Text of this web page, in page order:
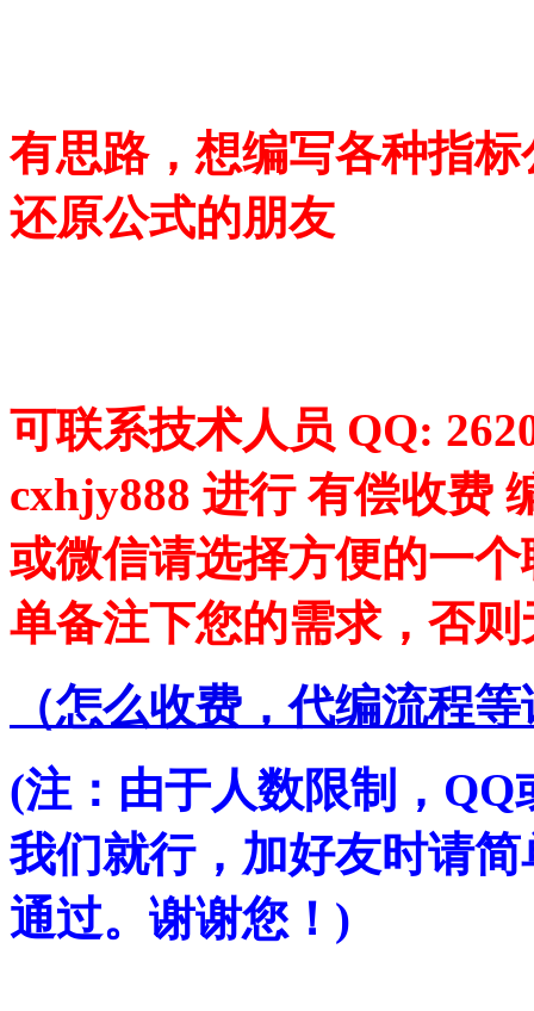
有思路，想编写各种指
还原公式的朋友
可联系技术人员 QQ:
cxhjy888 进行 有偿收费
或微信请选择方便的一
单备注下您的需求，否
（怎么收费，代编流程
(注：由于人数限制，
我们就行，加好友时请
通过。谢谢您！)